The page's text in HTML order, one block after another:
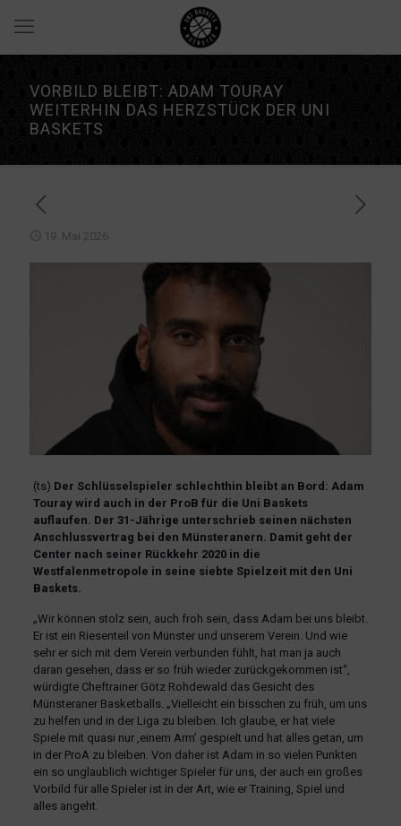
VORBILD BLEIBT: ADAM TOURAY
WEITERHIN DAS HERZSTÜCK DER UNI
BASKETS
19. Mai 2026
(ts) Der Schlüsselspieler schlechthin bleibt an Bord: Adam
Touray wird auch in der ProB für die Uni Baskets
auflaufen. Der 31-Jährige unterschrieb seinen nächsten
Anschlussvertrag bei den Münsteranern. Damit geht der
Center nach seiner Rückkehr 2020 in die
Westfalenmetropole in seine siebte Spielzeit mit den Uni
Baskets.
„Wir können stolz sein, auch froh sein, dass Adam bei uns bleibt.
Er ist ein Riesenteil von Münster und unserem Verein. Und wie
sehr er sich mit dem Verein verbunden fühlt, hat man ja auch
daran gesehen, dass er so früh wieder zurückgekommen ist“,
würdigte Cheftrainer Götz Rohdewald das Gesicht des
Münsteraner Basketballs. „Vielleicht ein bisschen zu früh, um uns
zu helfen und in der Liga zu bleiben. Ich glaube, er hat viele
Spiele mit quasi nur ,einem Arm’ gespielt und hat alles getan, um
in der ProA zu bleiben. Von daher ist Adam in so vielen Punkten
ein so unglaublich wichtiger Spieler für uns, der auch ein großes
Vorbild für alle Spieler ist in der Art, wie er Training, Spiel und
alles angeht.